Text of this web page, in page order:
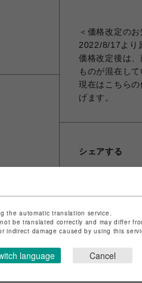
＜価格改定のお
2022/8/17より
価格改定後は
ものが混在して
現在はこちら
げます。
シェアする
サベガ＆サマンサタバサ プチチ
PARCO
the automatic translation service.
be translated correctly and may differ
damage caused by using this
language Cancel